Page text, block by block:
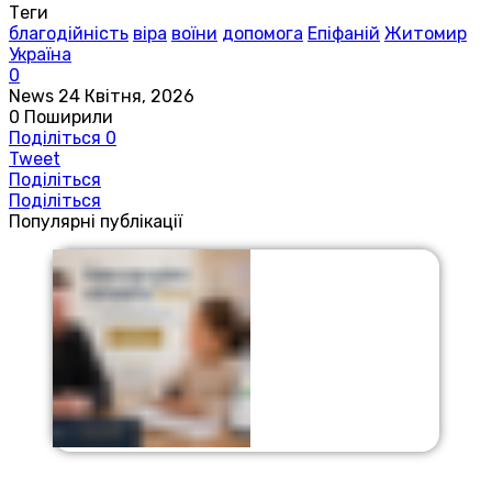
Теги
благодійність віра воїни допомога Епіфаній Житомир
Україна
0
News 24 Квітня, 2026
0 Поширили
Поділіться 0
Tweet
Поділіться
Поділіться
Популярні публікації